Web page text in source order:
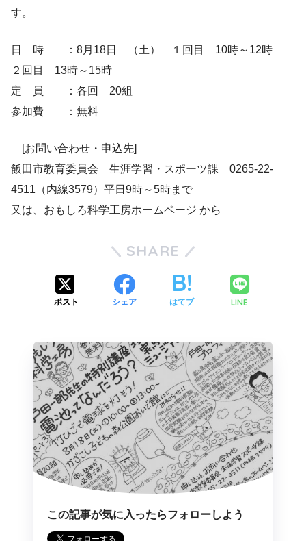
す。
日 時 ：8月18日 （土） １回目 10時～12時
２回目 13時～15時
定 員 ：各回 20組
参加費 ：無料
[お問い合わせ・申込先]
飯田市教育委員会 生涯学習・スポーツ課 0265-22-
4511（内線3579）平日9時～5時まで
又は、おもしろ科学工房ホームページ から
SHARE
ポスト シェア はてブ LINE
この記事が気に入ったらフォローしよう